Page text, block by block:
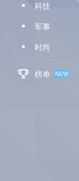
D 科技
D 军事
D 时尚
 榜单 NEW